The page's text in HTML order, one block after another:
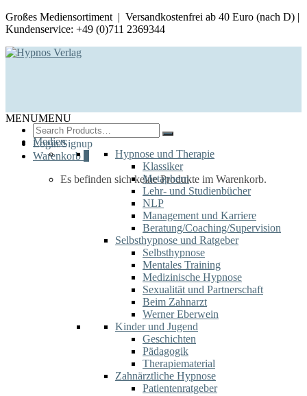
Großes Mediensortiment | Versandkostenfrei ab 40 Euro (nach D) |
Kundenservice: +49 (0)711 2369344
Search
for:
Login/Signup
Warenkorb
Es befinden sich keine Produkte im Warenkorb.
MENUMENU
Medien
Hypnose und Therapie
Klassiker
Metaphern
Lehr- und Studienbücher
NLP
Management und Karriere
Beratung/Coaching/Supervision
Selbsthypnose und Ratgeber
Selbsthypnose
Mentales Training
Medizinische Hypnose
Sexualität und Partnerschaft
Beim Zahnarzt
Werner Eberwein
Kinder und Jugend
Geschichten
Pädagogik
Therapiematerial
Zahnärztliche Hypnose
Patientenratgeber